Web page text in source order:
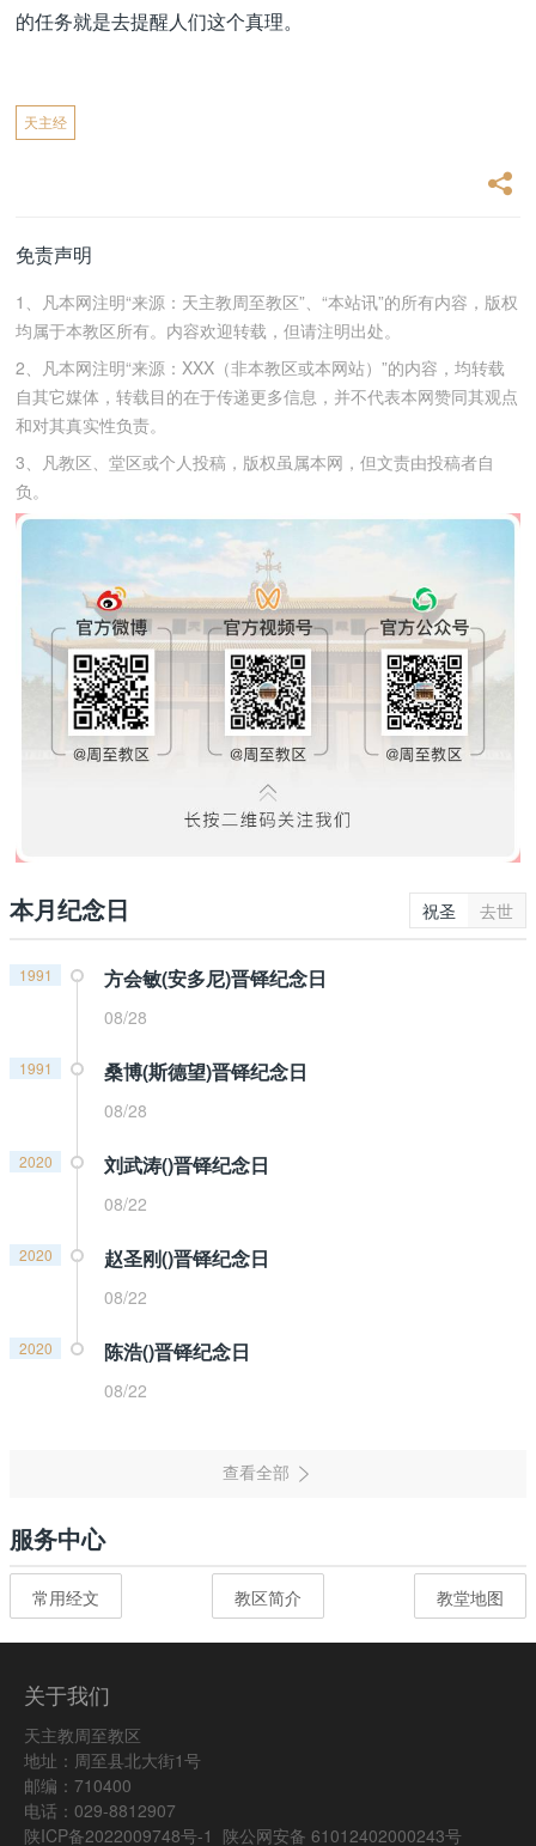
的任务就是去提醒人们这个真理。
天主经
免责声明
1、凡本网注明“来源：天主教周至教区”、“本站讯”的所有内容，版权
均属于本教区所有。内容欢迎转载，但请注明出处。
2、凡本网注明“来源：XXX（非本教区或本网站）”的内容，均转载
自其它媒体，转载目的在于传递更多信息，并不代表本网赞同其观点
和对其真实性负责。
3、凡教区、堂区或个人投稿，版权虽属本网，但文责由投稿者自
负。
本月纪念日 祝圣 去世
1991 方会敏(安多尼)晋铎纪念日
08/28
1991 桑博(斯德望)晋铎纪念日
08/28
2020 刘武涛()晋铎纪念日
08/22
2020 赵圣刚()晋铎纪念日
08/22
2020 陈浩()晋铎纪念日
08/22
服务中心
常用经文 教区简介 教堂地图
关于我们
天主教周至教区
地址：周至县北大街1号
邮编：710400
电话：029-8812907
陕ICP备2022009748号-1 陕公网安备 61012402000243号